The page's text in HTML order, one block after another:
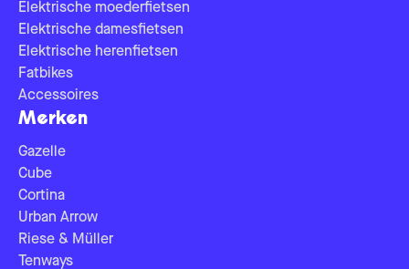
Elektrische moederfietsen
Elektrische damesfietsen
Elektrische herenfietsen
Fatbikes
Accessoires
Merken
Gazelle
Cube
Cortina
Urban Arrow
Riese & Müller
Tenways